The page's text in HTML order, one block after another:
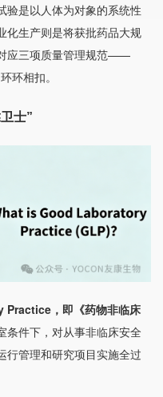
验是以人体为对象的系统性
化生产则是将获批药品大规
应三项质量管理规范——
环相扣。
士”
，即《药物非临床
条件下，对从事非临床安全
行管理和研究项目实施全过